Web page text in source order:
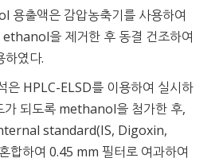
용출액은 감압농축기를 사용하여
을 제거한 후 동결 건조하여
였다.
은 HPLC-ELSD를 이용하여 실시하
가 되도록 methanol을 첨가한 후,
standard(IS, Digoxin,
합하여 0.45 mm 필터로 여과하여